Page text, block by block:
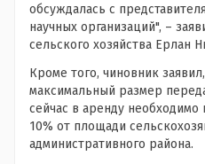
обсуждалась с
научных организаций", –
сельского хозяйства Ерлан
Кроме того, чиновник
максимальный размер
сейчас в аренду необходимо
10% от площади
административного района.